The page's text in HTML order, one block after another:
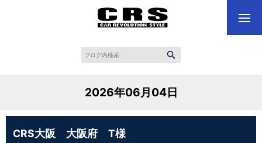
2026年06月04日
CRS大阪 大阪府 T様